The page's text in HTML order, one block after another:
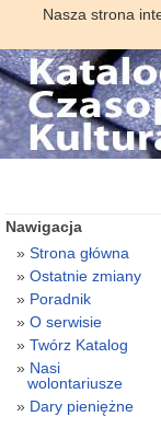
Nasza strona
Nawigacja
Strona główna
Ostatnie zmiany
Poradnik
O serwisie
Twórz Katalog
Nasi
wolontariusze
Dary pieniężne